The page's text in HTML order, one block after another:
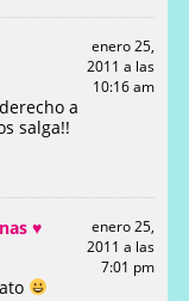
enero 25,
2011 a las
10:16 am
a
salga!!
♥
enero 25,
2011 a las
7:01 pm